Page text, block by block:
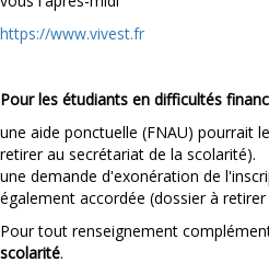
https://www.vivest.fr
Pour les étudiants en difficultés
une aide ponctuelle (FNAU) pourrait
retirer au secrétariat de la scolarité).
une demande d'exonération de
également accordée (dossier à
Pour tout renseignement
scolarité.